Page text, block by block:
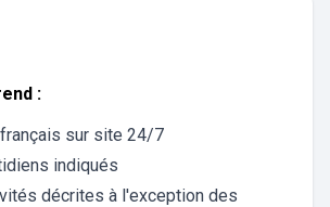
:
sur site 24/7
indiqués
décrites à l'exception des